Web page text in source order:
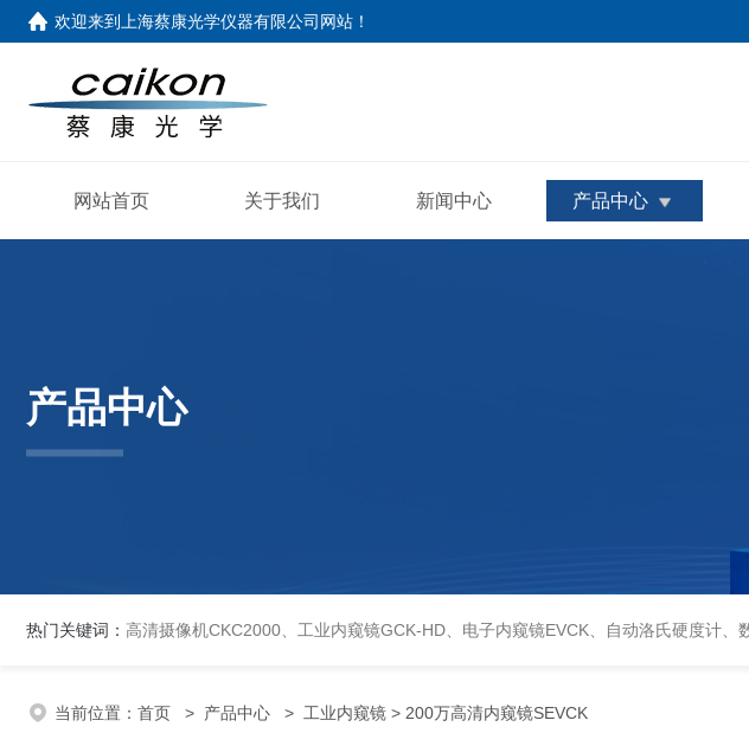
欢迎来到 上海蔡康光学仪器有限公司网站 ！
网站首页 关于我们 新闻中心 产品中心
产品中心
热门关键词： 高清摄像机CKC2000、工业内窥镜GCK-HD、电子内窥镜EVCK、自动洛氏硬度计、数显维氏硬度计、数显布氏硬度计、数显维氏硬度计、液晶自动淬火试验机CK-IV-2、倒置金相显微镜DMM-480C、透反射偏光显微镜XPF-550C、倒置生物显微镜XDS-800C、荧光显微镜DFM-66C、体视显微镜
当前位置： 首页 > 产品中心 > 工业内窥镜 > 200万高清内窥镜SEVCK